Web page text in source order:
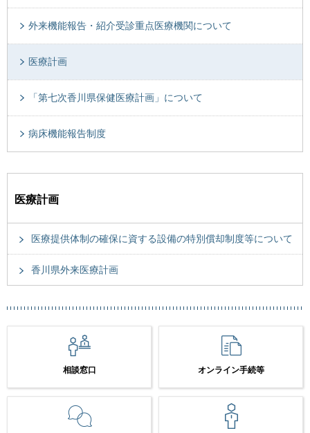
外来機能報告・紹介受診重点医療機関について
医療計画
「第七次香川県保健医療計画」について
病床機能報告制度
医療計画
医療提供体制の確保に資する設備の特別償却制度等について
香川県外来医療計画
相談窓口 オンライン手続等